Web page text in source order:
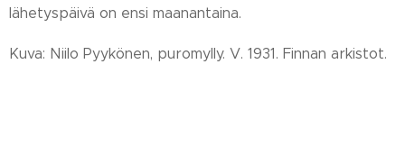
lähetyspäivä on ensi maanantaina.
Kuva: Niilo Pyykönen, puromylly. V. 1931. Finnan arkistot.